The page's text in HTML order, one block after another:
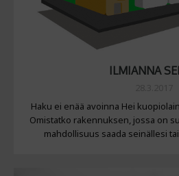
ILMIANNA
Haku ei enää avoinna Hei
Omistatko rakennuksen, jossa on
mahdollisuus saada seinällesi